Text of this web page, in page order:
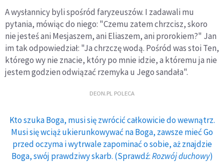
A wysłannicy byli spośród faryzeuszów. I zadawali mu
pytania, mówiąc do niego: "Czemu zatem chrzcisz, skoro
nie jesteś ani Mesjaszem, ani Eliaszem, ani prorokiem?" Jan
im tak odpowiedział: "Ja chrzczę wodą. Pośród was stoi Ten,
którego wy nie znacie, który po mnie idzie, a któremu ja nie
jestem godzien odwiązać rzemyka u Jego sandała".
DEON.PL POLECA
Kto szuka Boga, musi się zwrócić całkowicie do wewnątrz.
Musi się wciąż ukierunkowywać na Boga, zawsze mieć Go
przed oczyma i wytrwale zapominać o sobie, aż znajdzie
Boga, swój prawdziwy skarb. (Sprawdź:Rozwój duchowy)